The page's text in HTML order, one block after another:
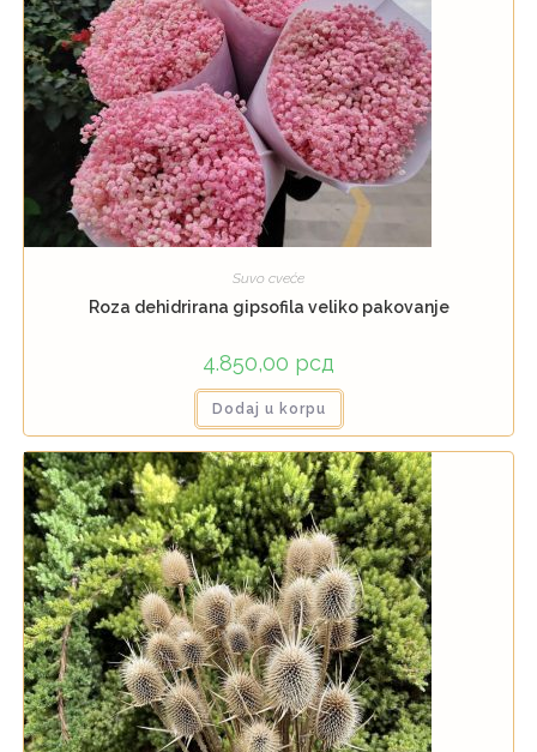
Suvo cveće
Roza dehidrirana gipsofila veliko pakovanje
4.850,00 рсд
Dodaj u korpu